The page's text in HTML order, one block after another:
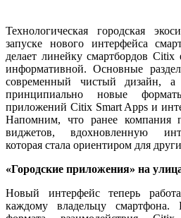
Технологическая городская
запуске нового интерфейса
делает линейку смартбордов
информативной. Основные
современный чистый дизайн,
принципиально новые
приложений Citix Smart Apps и
Напомним, что ранее компания
виджетов, вдохновленную
которая стала ориентиром для
«Городские приложения» на
Новый интерфейс теперь
каждому владельцу